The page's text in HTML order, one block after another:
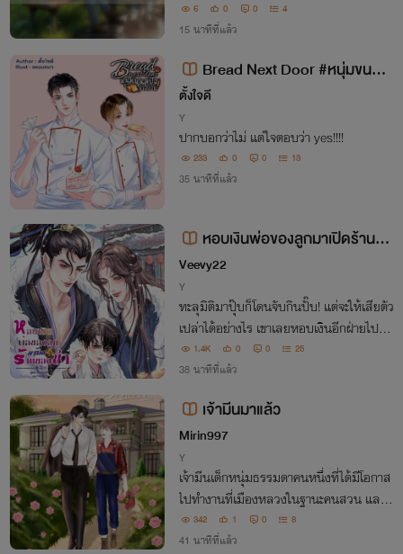
6 0 0 4
15 นาทีที่แล้ว
Bread Next Door #หนุ่มขนมปั
งข้างบ้าน
ตั้งใจดี
Y
ปากบอกว่าไม่ แต่ใจตอบว่า yes!!!!
233 0 0 13
35 นาทีที่แล้ว
หอบเงินพ่อของลูกมาเปิดร้านขอ
งชำ
Veevy22
Y
ทะลุมิติมาปุ๊บก็โดนจับกินปั๊บ! แต่จะให้เสียตัว
เปล่าได้อย่างไร เขาเลยหอบเงินอีกฝ่ายไปเปิ
ดร้านของชำเสียเลย ทว่าสี่ปีต่อมาเจ้าของเงิ
นดันตามมาทวงหนี้พร้อมหลักฐานมัดตัวคือเ
1.4K 0 0 25
38 นาทีที่แล้ว
เจ้ามีนมาแล้ว
Mirin997
Y
เจ้ามีนเด็กหนุ่มธรรมดาคนหนึ่งที่ได้มีโอกาส
ไปทำงานที่เมืองหลวงในฐานะคนสวน และไ
ด้พบเจอกับเจ้านายที่ชื่อว่า นคเรศ สิริปัญญา
ทรัพย์ ทุกครั้งที่พบเจอทำให้หัวใจของเจ้ามีน
342 1 0 8
41 นาทีที่แล้ว